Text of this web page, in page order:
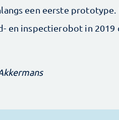
een eerste prototype.
en inspectierobot in 2019